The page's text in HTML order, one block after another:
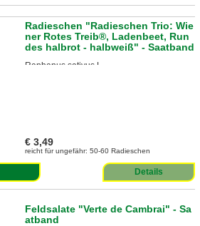
Radieschen "Radieschen Trio: Wie
ner Rotes Treib®, Ladenbeet, Run
des halbrot - halbweiß" - Saatband
Raphanus sativus L.
€ 3,49
reicht für ungefähr: 50-60 Radieschen
Details
Feldsalate "Verte de Cambrai" - Sa
atband